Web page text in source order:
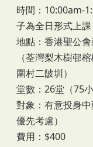
時間：10:00am-
子為全日形式上課
地點：香港聖公
（荃灣梨木樹邨
圍村二陂圳）
堂數：26堂（75
對象：有意投身
優先考慮）
費用：$400